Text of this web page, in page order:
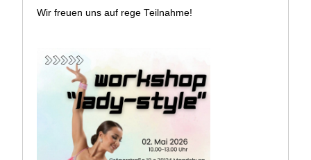
Wir freuen uns auf rege Teilnahme!